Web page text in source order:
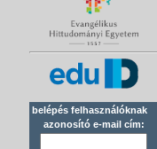
belépés felhasználóknak
azonosító e-mail cím: